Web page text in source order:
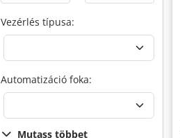
Vezérlés típusa:
Automatizáció foka:
Mutass többet